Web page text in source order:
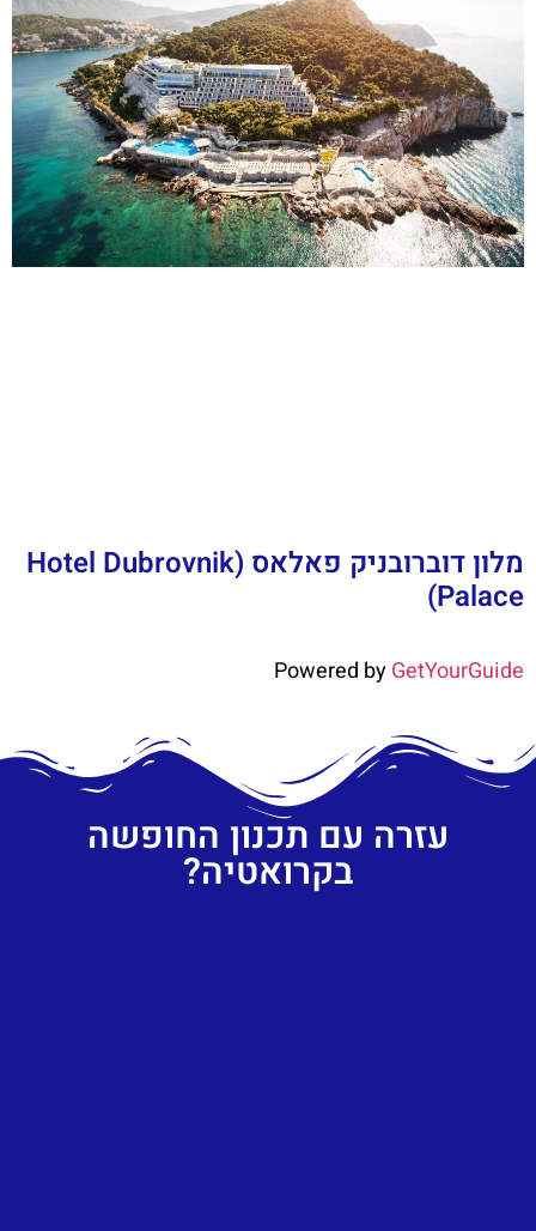
מלון דוברובניק פאלאס (Hotel Dubrovnik
Palace)
Powered byGetYourGuide
עזרה עם תכנון החופשה
בקרואטיה?